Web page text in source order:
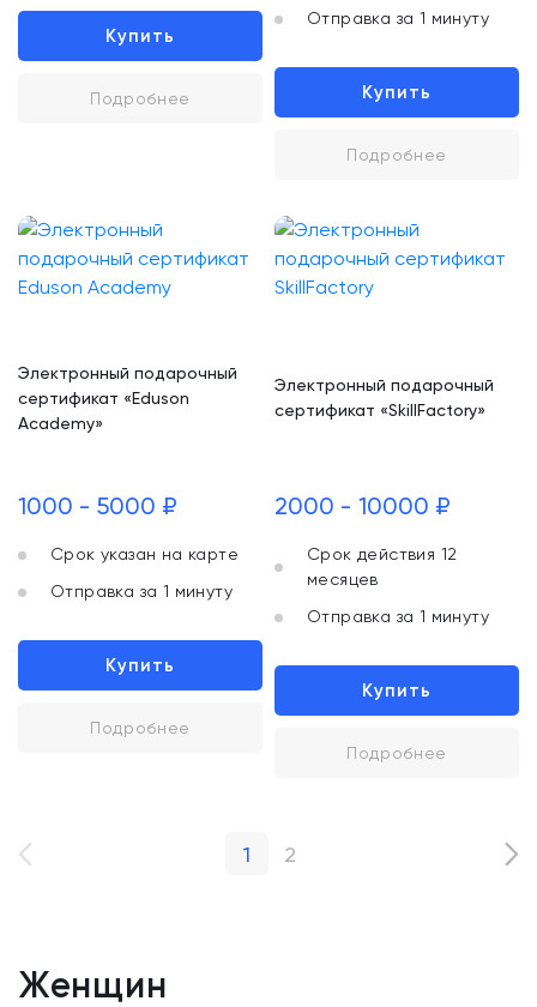
Купить
Подробнее
Отправка за 1 минуту
Купить
Подробнее
Электронный подарочный
сертификат «Eduson
Academy»
1000 - 5000 ₽
Срок указан на карте
Отправка за 1 минуту
Купить
Подробнее
Электронный подарочный
сертификат «SkillFactory»
2000 - 10000 ₽
Срок действия 12
месяцев
Отправка за 1 минуту
Купить
Подробнее
1 2
Женщин